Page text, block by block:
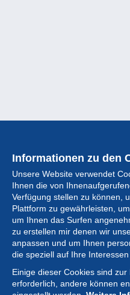
Informationen zu den
Unsere Website verwendet
Ihnen die von
Verfügung stellen zu können,
Plattform zu gewährleisten,
um Ihnen das Surfen
zu erstellen mir denen wir
anpassen und um Ihnen
die speziell auf Ihre
Einige dieser Cookies sind
erforderlich, andere können
Sammlung
Neuigkeiten